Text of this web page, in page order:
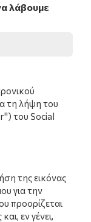
λάβουμε
τη λήψη του
του Social
της εικόνας
για την
προορίζεται
εν γένει,